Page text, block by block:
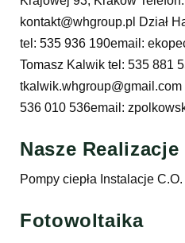
kontakt@whgroup.pl Dział
tel: 535 936 190email:
Tomasz Kalwik tel: 535 881
536 010 536email:
Nasze Realizacje
Pompy ciepła Instalacje
Fotowoltaika